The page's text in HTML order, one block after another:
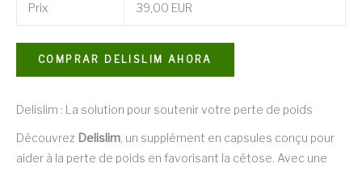
Prix 39,00 EUR
COMPRAR DELISLIM AHORA
Delislim : La solution pour soutenir votre perte de poids
Découvrez Delislim , un supplément en capsules conçu pour
aider à la perte de poids en favorisant la cétose. Avec une